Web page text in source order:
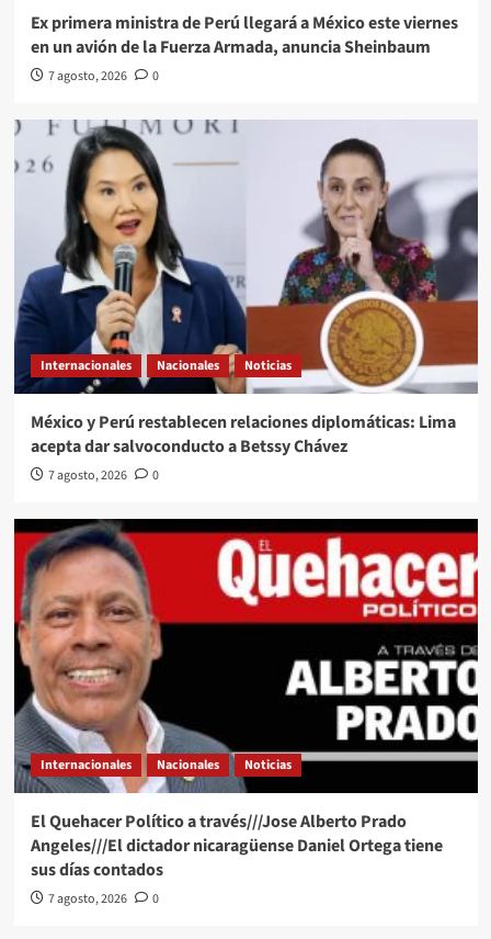
Ex primera ministra de Perú llegará a México este viernes
en un avión de la Fuerza Armada, anuncia Sheinbaum
7 agosto, 2026 0
Internacionales Nacionales Noticias
México y Perú restablecen relaciones diplomáticas: Lima
acepta dar salvoconducto a Betssy Chávez
7 agosto, 2026 0
Internacionales Nacionales Noticias
El Quehacer Político a través///Jose Alberto Prado
Angeles///El dictador nicaragüense Daniel Ortega tiene
sus días contados
7 agosto, 2026 0